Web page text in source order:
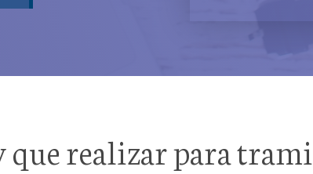
que realizar para